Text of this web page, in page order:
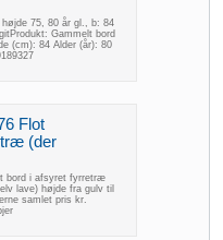
75, 80 år gl., b: 84
Gammelt bord
(cm): 84 Alder (år): 80
Flot
(der
bord i afsyret fyrretræ
lave) højde fra gulv til
samlet pris kr.